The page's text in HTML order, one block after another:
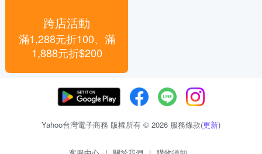
跨店活動
滿1,288元折100、滿
1,888元折$200
Yahoo台灣電子商務 版權所有 © 2026 服務條款(更新)